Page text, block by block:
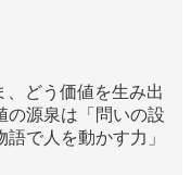
、どう価値を生み出
の源泉は「問いの設
で人を動かす力」